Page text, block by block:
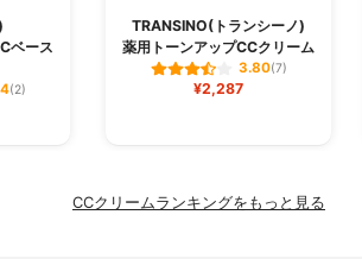
ベース
(2)
TRANSINO(トランシーノ)
薬用トーンアップCCクリーム
3.80(7)
¥2,287
CCクリームランキングをもっと見る